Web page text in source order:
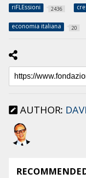
riFLEssioni 2436
economia italiana 20
AUTHOR: